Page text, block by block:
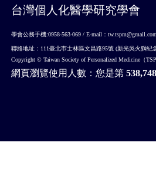
台灣個人化醫學研究學會
學會公務手機:0958-563-069 / E-mail：
聯絡地址：111臺北巿士林區文昌路95號 (新光吳火獅紀
Copyright © Taiwan Society of Personalized Medicine（
網頁瀏覽使用人數：您是第538,748